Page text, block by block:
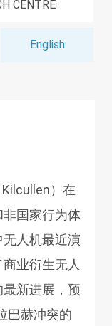
CENTRE
English
）在
国家行为体
人机最近演
业衍生无人
新进展，预
巴赫冲突的